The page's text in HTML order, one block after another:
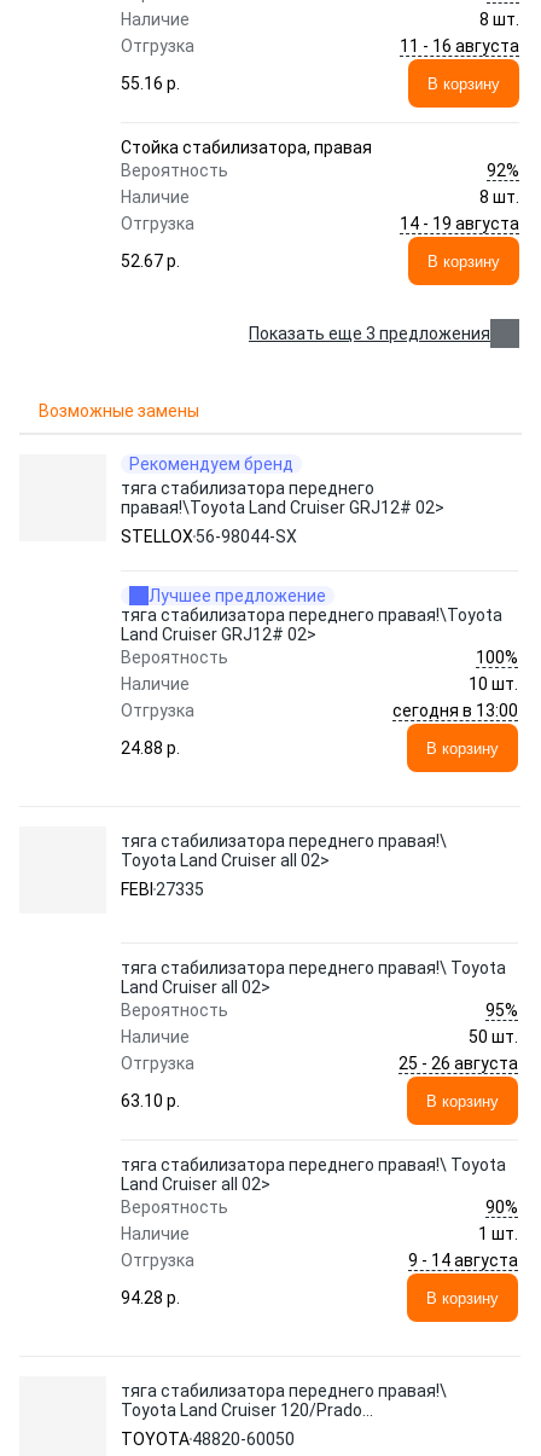
Наличие
8 шт.
Отгрузка
11 - 16 августа
55.16 p.
В корзину
Стойка стабилизатора, правая
Вероятность
92%
Наличие
8 шт.
Отгрузка
14 - 19 августа
52.67 p.
В корзину
Показать еще 3 предложения
Возможные замены
Рекомендуем бренд
тяга стабилизатора переднего
правая!\Toyota Land Cruiser GRJ12# 02>
STELLOX 56-98044-SX
Лучшее предложение
тяга стабилизатора переднего правая!\Toyota
Land Cruiser GRJ12# 02>
Вероятность
100%
Наличие
10 шт.
Отгрузка
сегодня в 13:00
24.88 p.
В корзину
тяга стабилизатора переднего правая!\
Toyota Land Cruiser all 02>
FEBI 27335
тяга стабилизатора переднего правая!\ Toyota
Land Cruiser all 02>
Вероятность
95%
Наличие
50 шт.
Отгрузка
25 - 26 августа
63.10 p.
В корзину
тяга стабилизатора переднего правая!\ Toyota
Land Cruiser all 02>
Вероятность
90%
Наличие
1 шт.
Отгрузка
9 - 14 августа
94.28 p.
В корзину
тяга стабилизатора переднего правая!\
Toyota Land Cruiser 120/Prado
GRJ120/KDJ120
TOYOTA48820-60050